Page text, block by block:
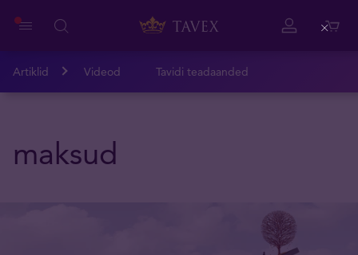
Artiklid Videod Tavidi teadaanded
maksud
Close